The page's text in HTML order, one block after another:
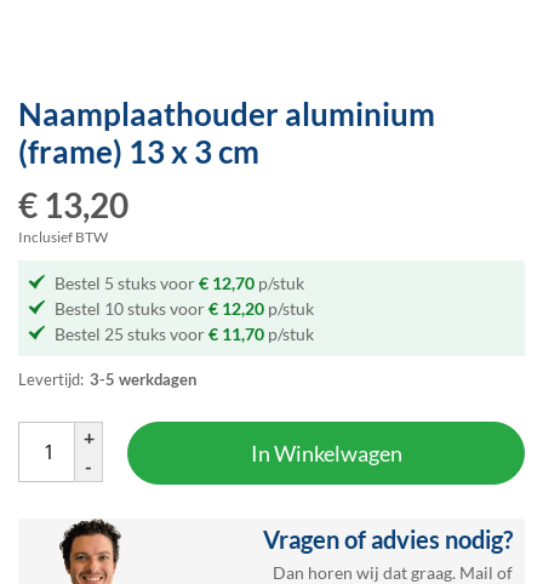
Ga
naar
het
van
de
gallerij
Naamplaathouder aluminium
(frame) 13 x 3 cm
€ 13,20
Inclusief BTW
Bestel 5 stuks voor€ 12,70 p/stuk
Bestel 10 stuks voor€ 12,20 p/stuk
Bestel 25 stuks voor€ 11,70 p/stuk
Levertijd: 3-5 werkdagen
Vragen of advies nodig?
Dan horen wij dat graag. Mail of
+
-
In Winkelwagen